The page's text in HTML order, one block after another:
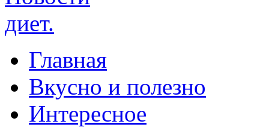
Главная
Вкусно и полезно
Интересное